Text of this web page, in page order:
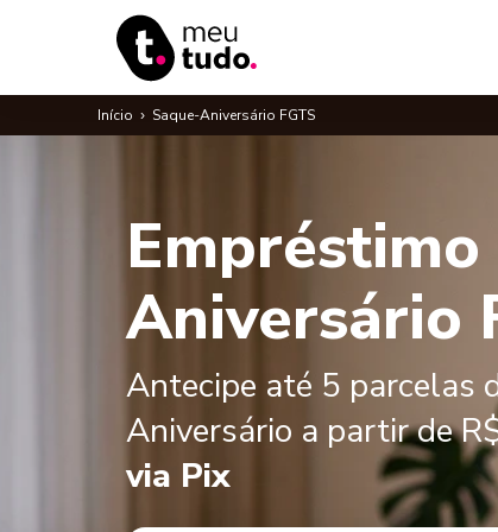
Início › Saque-Aniversário FGTS
Empréstimo
Aniversário
Antecipe até 5 parcelas
Aniversário a partir de
via Pix